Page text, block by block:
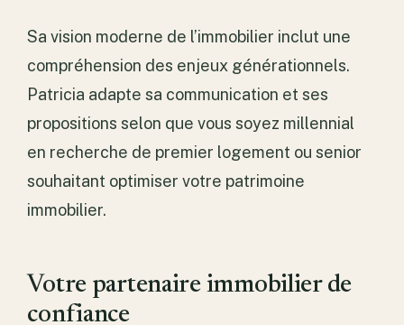
Sa vision moderne de l’immobilier inclut une
compréhension des enjeux générationnels.
Patricia adapte sa communication et ses
propositions selon que vous soyez millennial
en recherche de premier logement ou senior
souhaitant optimiser votre patrimoine
immobilier.
Votre partenaire immobilier de
confiance